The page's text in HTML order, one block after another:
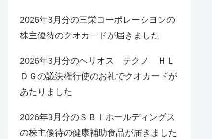
2026年3月分の三栄コーポレーシヨンの
株主優待のクオカードが届きました
2026年3月分のヘリオス テクノ ＨＬ
ＤＧの議決権行使のお礼でクオカードが
あたりました
2026年3月分のＳＢＩホールディングス
の株主優待の健康補助食品が届きました